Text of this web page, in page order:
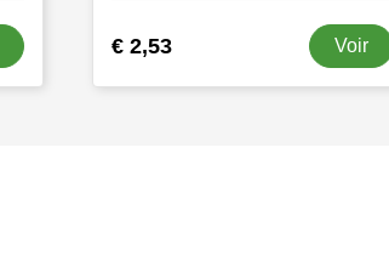
€ 2,53 Voir